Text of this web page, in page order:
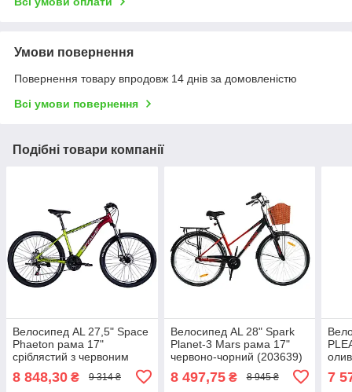
Умови повернення
Повернення товару впродовж 14 днів за домовленістю
Всі умови повернення
Подібні товари компанії
Велосипед AL 27,5" Space
Phaeton рама 17"
сріблястий з червоним
8 848,30 ₴ 9 314 ₴
Велосипед AL 28" Spark
Planet-3 Mars рама 17"
червоно-чорний (203639)
8 497,75₴ 8 945 ₴ 7